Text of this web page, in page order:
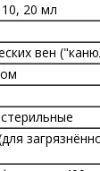
20 мл
вен